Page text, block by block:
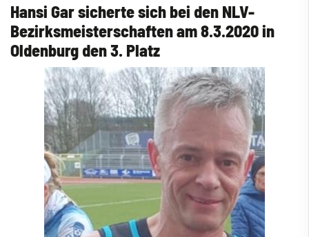
Hansi Gar sicherte sich bei den NLV-
Bezirksmeisterschaften am 8.3.2020 in
Oldenburg den 3. Platz